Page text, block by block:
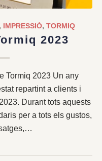
IMPRESSIÓ,TORMIQ
2023
Tormiq 2023 Un any
repartint a clients i
Durant tots aquests
per a tots els gustos,